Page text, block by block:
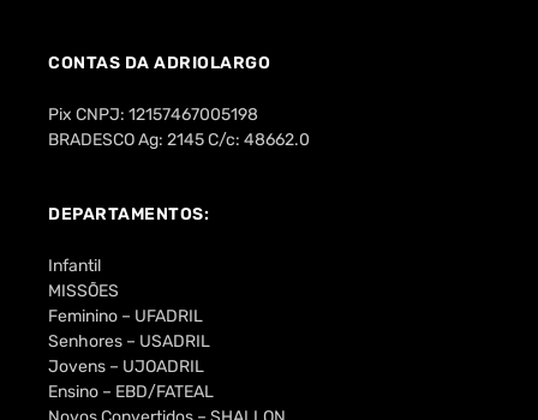
CONTAS DA ADRIOLARGO
Pix CNPJ: 12157467005198
BRADESCO Ag: 2145 C/c: 48662.0
DEPARTAMENTOS:
Infantil
MISSÕES
Feminino – UFADRIL
Senhores – USADRIL
Jovens – UJOADRIL
Ensino – EBD/FATEAL